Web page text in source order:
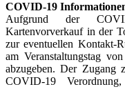
COVID-19
Aufgrund der
Kartenvorverkauf in der
zur eventuellen Kontakt-
am Veranstaltungstag
abzugeben. Der Zugang
COVID-19